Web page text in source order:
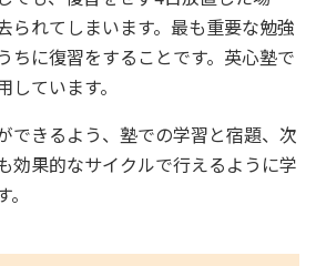
られてしまいます。最も重要な勉強
ちに復習をすることです。英心塾で
ています。
できるよう、塾での学習と宿題、次
効果的なサイクルで行えるように学